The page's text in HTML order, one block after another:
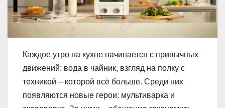
Каждое утро на кухне начинается с привычных
движений: вода в чайник, взгляд на полку с
техникой – которой всё больше. Среди них
появляются новые герои: мультиварка и